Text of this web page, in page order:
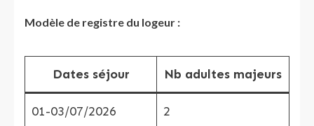
Modèle de registre du logeur :
Dates séjour Nb adultes majeurs
01-03/07/2026 2